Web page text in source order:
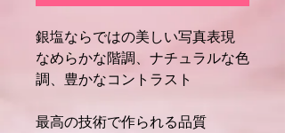
銀塩ならではの美しい写真表現
なめらかな階調、ナチュラルな色
調、豊かなコントラスト
最高の技術で作られる品質